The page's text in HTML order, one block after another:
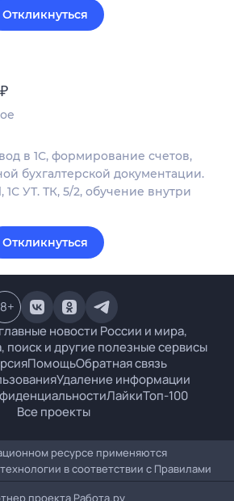
Откликнуться
₽
в 1С, формирование счетов,
бухгалтерской документации.
УТ. ТК, 5/2, обучение внутри
Откликнуться
новости России и мира,
поиск и другие полезные сервисы
ПомощьОбратная связь
Удаление информации
ЛайкиТоп-100
Все проекты
+
ресурсе применяются
в соответствии с Правилами
проекта Работа.ру